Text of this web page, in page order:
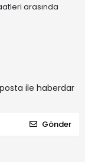
arasında
ile haberdar
Gönder